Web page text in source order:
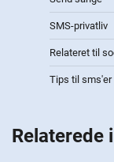
SMS-privatliv
Relateret til
Tips til sms'er
Relaterede